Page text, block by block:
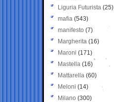
Liguria Futurista (25)
mafia (543)
manifesto (7)
Margherita (16)
Maroni (171)
Mastella (16)
Mattarella (60)
Meloni (14)
Milano (300)